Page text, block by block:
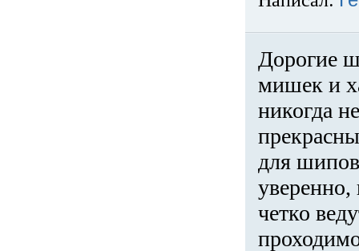
Дорогие
мишек и
никогда
для
четко